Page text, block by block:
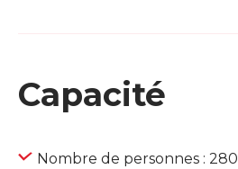
Capacité
Nombre de personnes : 280